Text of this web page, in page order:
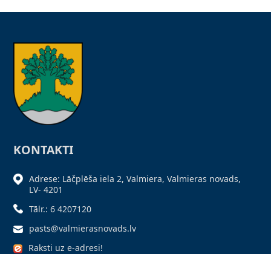
KONTAKTI
Adrese: Lāčplēša iela 2, Valmiera, Valmieras novads,
LV- 4201
Tālr.: 6 4207120
pasts@valmierasnovads.lv
Raksti uz e-adresi!